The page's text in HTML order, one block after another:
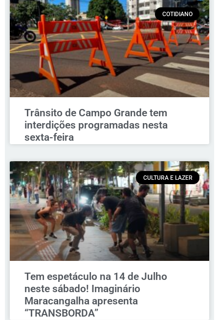
COTIDIANO
Trânsito de Campo Grande tem
interdições programadas nesta
sexta-feira
CULTURA E LAZER
Tem espetáculo na 14 de Julho
neste sábado! Imaginário
Maracangalha apresenta
“TRANSBORDA”